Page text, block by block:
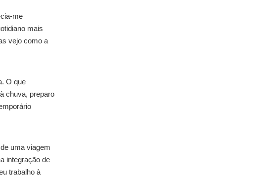
me
mais
vejo como a
O que
chuva, preparo
uma viagem
integração de
trabalho à